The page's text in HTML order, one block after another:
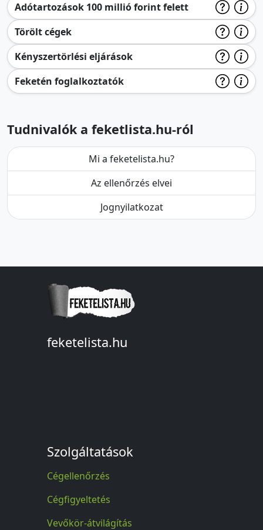
Adótartozások 100 millió forint felett
Törölt cégek
Kényszertörlési eljárások
Feketén foglalkoztatók
Tudnivalók a feketlista.hu-ról
Mi a feketelista.hu?
Az ellenőrzés elvei
Jognyilatkozat
feketelista.hu
Szolgáltatások
Cégellenőrzés
Cégfigyeltetés
Vevőkör-átvilágítás